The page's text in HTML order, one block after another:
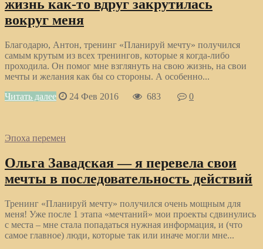
жизнь как-то вдруг закрутилась
вокруг меня
Благодарю, Антон, тренинг «Планируй мечту» получился
самым крутым из всех тренингов, которые я когда-либо
проходила. Он помог мне взглянуть на свою жизнь, на свои
мечты и желания как бы со стороны. А особенно...
Читать далее
24 Фев 2016 683 0
Эпоха перемен
Ольга Завадская — я перевела свои
мечты в последовательность действий
Тренинг «Планируй мечту» получился очень мощным для
меня! Уже после 1 этапа «мечтаний» мои проекты сдвинулись
с места – мне стала попадаться нужная информация, и (что
самое главное) люди, которые так или иначе могли мне...